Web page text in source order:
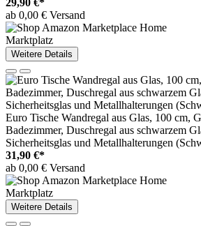
ab 0,00 € Versand
Marktplatz
Weitere Details
Euro Tische Wandregal aus Glas, 100 cm,
Badezimmer, Duschregal aus schwarzem
Sicherheitsglas und Metallhalterungen
31,90 €*
ab 0,00 € Versand
Marktplatz
Weitere Details